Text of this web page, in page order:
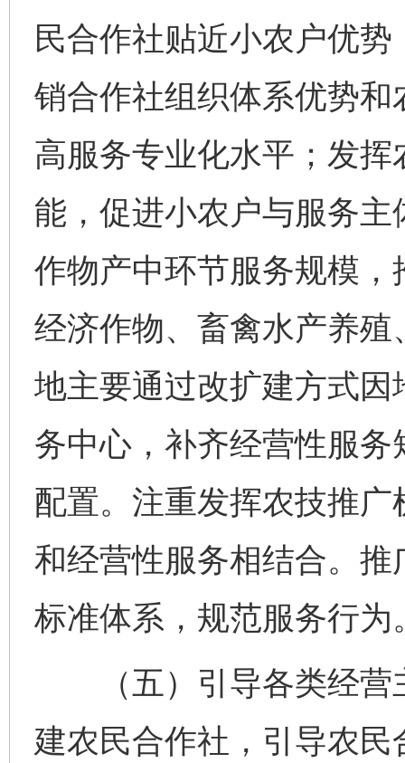
民合作社贴近小农户优
销合作社组织体系优势
高服务专业化水平；发
能，促进小农户与服务
作物产中环节服务规模
经济作物、畜禽水产养
地主要通过改扩建方式
务中心，补齐经营性服
配置。注重发挥农技推
和经营性服务相结合。
标准体系，规范服务行为
（五）引导各类经营
建农民合作社，引导农